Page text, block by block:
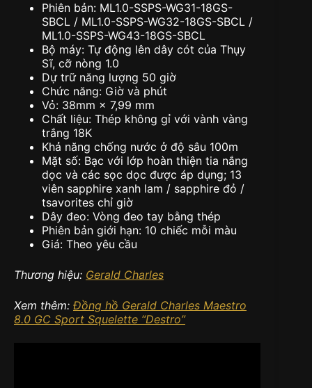
Phiên bản: ML1.0-SSPS-WG31-18GS-
SBCL / ML1.0-SSPS-WG32-18GS-SBCL /
ML1.0-SSPS-WG43-18GS-SBCL
Bộ máy: Tự động lên dây cót của Thụy
Sĩ, cỡ nòng 1.0
Dự trữ năng lượng 50 giờ
Chức năng: Giờ và phút
Vỏ: 38mm × 7,99 mm
Chất liệu: Thép không gỉ với vành vàng
trắng 18K
Khả năng chống nước ở độ sâu 100m
Mặt số: Bạc với lớp hoàn thiện tia nắng
dọc và các sọc dọc được áp dụng; 13
viên sapphire xanh lam / sapphire đỏ /
tsavorites chỉ giờ
Dây đeo: Vòng đeo tay bằng thép
Phiên bản giới hạn: 10 chiếc mỗi màu
Giá: Theo yêu cầu
Thương hiệu: Gerald Charles
Xem thêm: Đồng hồ Gerald Charles Maestro
8.0 GC Sport Squelette “Destro”